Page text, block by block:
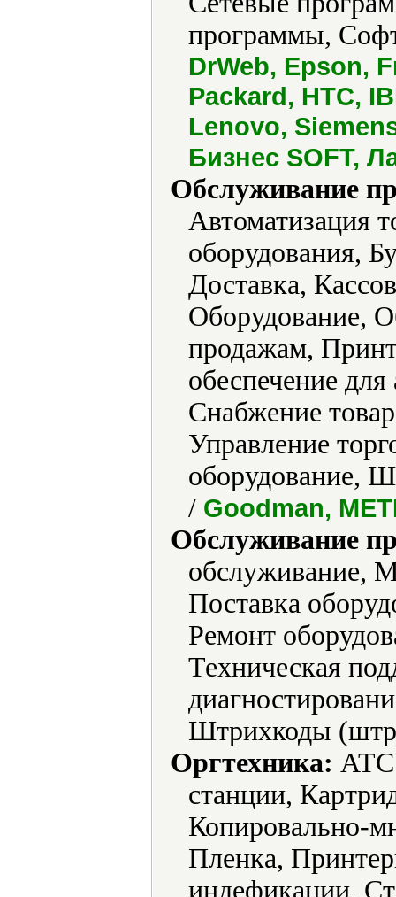
программы,
DrWeb, Epson,
Packard, HTC,
Lenovo,
Бизнес SOFT,
Обслуживание
Автоматизация
оборудования,
Доставка,
Оборудование,
продажам,
обеспечение
Снабжение
Управление
оборудование,
/ Goodman,
Обслуживание
обслуживание,
Поставка
Ремонт
Техническая
Штрихкоды
Оргтехника: АТС
станции,
Копировально-
Пленка,
индефикации,